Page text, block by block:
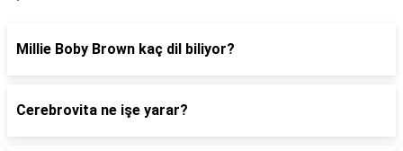
Millie Boby Brown kaç dil biliyor?
Cerebrovita ne işe yarar?